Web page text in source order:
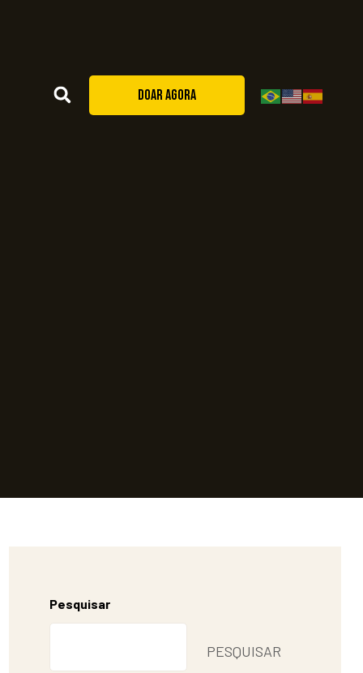
DOAR AGORA
Pesquisar
PESQUISAR